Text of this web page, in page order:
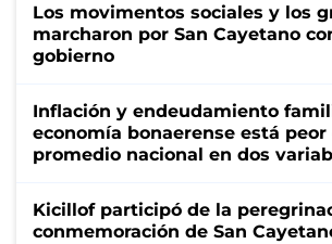
Los movimentos sociales y los
marcharon por San Cayetano
gobierno
Inflación y endeudamiento
economía bonaerense está peor
promedio nacional en dos
Kicillof participó de la
conmemoración de San